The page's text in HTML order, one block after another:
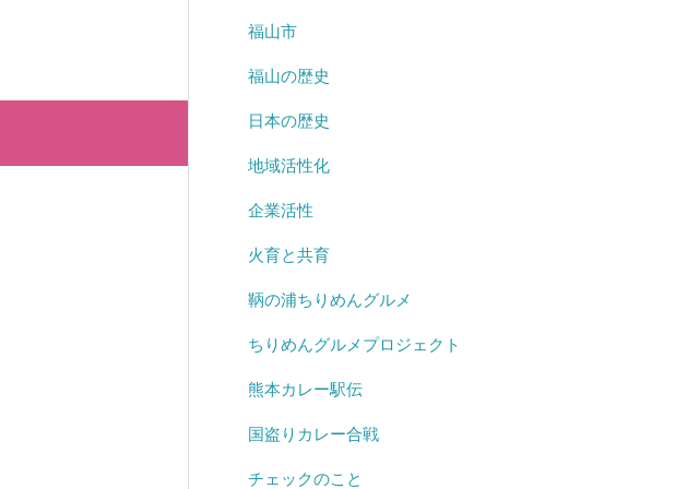
福山市
福山の歴史
日本の歴史
地域活性化
企業活性
火育と共育
鞆の浦ちりめんグルメ
ちりめんグルメプロジェクト
熊本カレー駅伝
国盗りカレー合戦
チェックのこと